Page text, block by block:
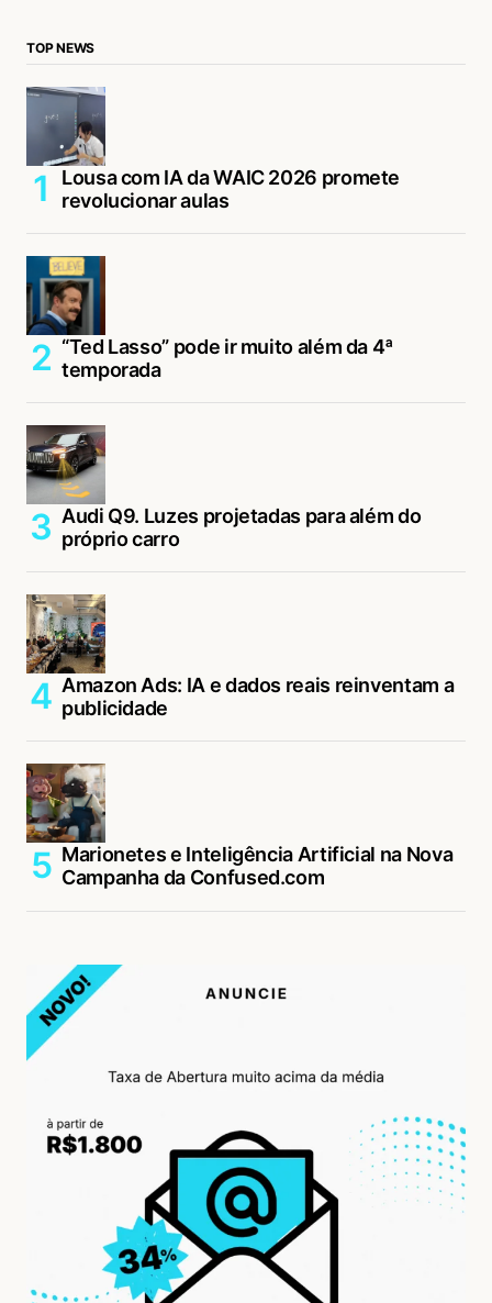
TOP NEWS
Lousa com IA da WAIC 2026 promete
revolucionar aulas
“Ted Lasso” pode ir muito além da 4ª
temporada
Audi Q9. Luzes projetadas para além do
próprio carro
Amazon Ads: IA e dados reais reinventam a
publicidade
Marionetes e Inteligência Artificial na Nova
Campanha da Confused.com